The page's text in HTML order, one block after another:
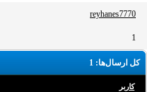
reyhanes7770
1
کل ارسال‌ها: 1
کاربر